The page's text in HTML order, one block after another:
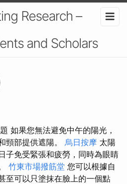
Research –
and Scholars
如果您無法避免中午的陽光，
頸部提供遮陽。 烏日按摩 太陽
子免受緊張和疲勞，同時為眼睛
竹東市場撥筋堂 您可以根據自
至可以只塗抹在臉上的一個點